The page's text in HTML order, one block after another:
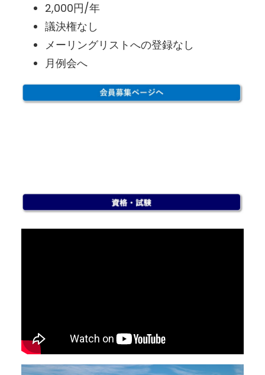
2,000円/年
議決権なし
メーリングリストへの登録なし
月例会へ